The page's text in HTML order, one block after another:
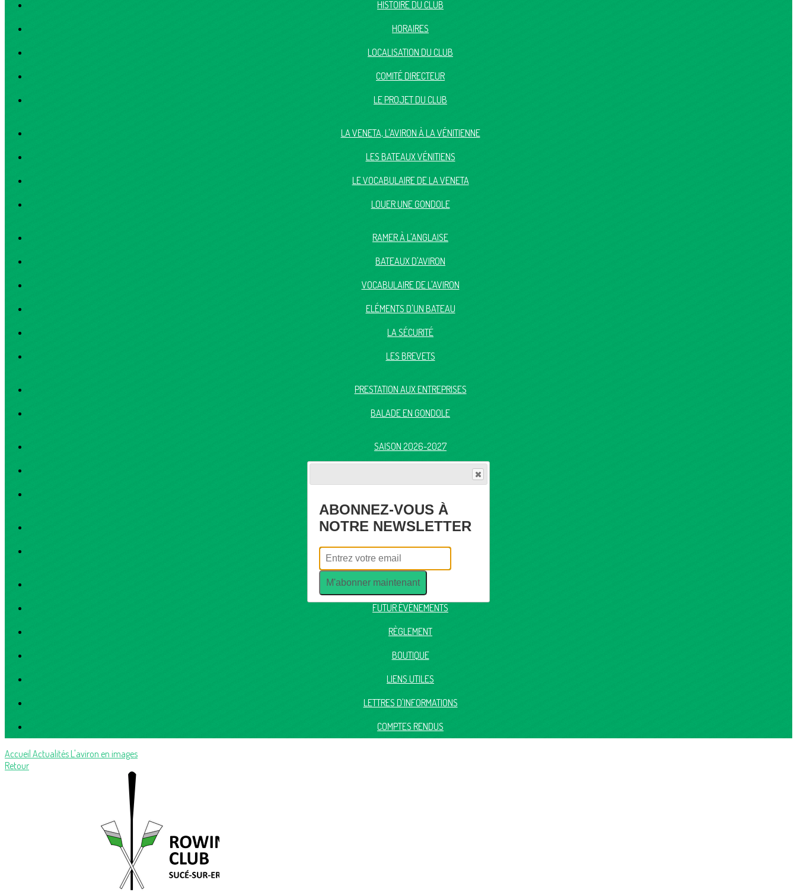
HISTOIRE DU CLUB
HORAIRES
LOCALISATION DU CLUB
COMITÉ DIRECTEUR
LE PROJET DU CLUB
LA VENETA, L'AVIRON À LA VÉNITIENNE
LES BATEAUX VÉNITIENS
LE VOCABULAIRE DE LA VENETA
LOUER UNE GONDOLE
RAMER À L'ANGLAISE
BATEAUX D'AVIRON
VOCABULAIRE DE L'AVIRON
ELÉMENTS D'UN BATEAU
LA SÉCURITÉ
LES BREVETS
PRESTATION AUX ENTREPRISES
BALADE EN GONDOLE
SAISON 2026-2027
CONTACTEZ-NOUS
BUREAU DU CLUB
PLANNING D'OUVERTURE
FUTUR ÉVÉNEMENTS
RÈGLEMENT
BOUTIQUE
LIENS UTILES
LETTRES D'INFORMATIONS
COMPTES RENDUS
Accueil ActualitésL'aviron en images
Retour
ABONNEZ-VOUS À
NOTRE NEWSLETTER
M'abonner maintenant